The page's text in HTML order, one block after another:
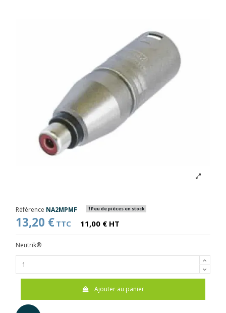
Référence NA2MPMF Peu de pièces en stock
13,20 € TTC 11,00 € HT
Neutrik®
Ajouter au panier